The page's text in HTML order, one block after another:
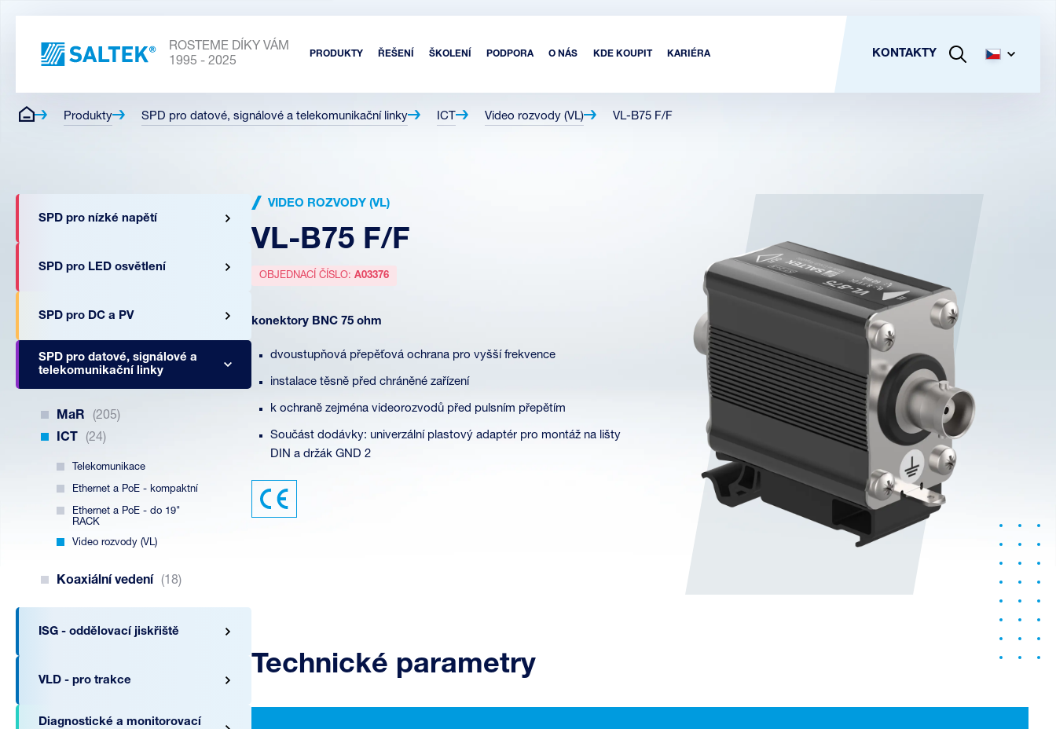
ROSTEME DÍKY VÁM
1995 - 2025
PRODUKTY ŘEŠENÍ ŠKOLENÍ PODPORA O NÁS KDE KOUPIT KARIÉRA KONTAKTY
Produkty SPD pro datové, signálové a telekomunikační linky ICT Video rozvody (VL) VL-B75 F/F
SPD pro nízké napětí
SPD pro LED osvětlení
SPD pro DC a PV
SPD pro datové, signálové a
telekomunikační linky
MaR
(205)
ICT
(24)
Telekomunikace
Ethernet a PoE - kompaktní
Ethernet a PoE - do 19"
RACK
Video rozvody (VL)
Koaxiální vedení (18)
ISG - oddělovací jiskřiště
VLD - pro trakce
Diagnostické a monitorovací
VIDEO ROZVODY (VL)
VL-B75 F/F
OBJEDNACÍ ČÍSLO: A03376
konektory BNC 75 ohm
dvoustupňová přepěťová ochrana pro vyšší frekvence
instalace těsně před chráněné zařízení
k ochraně zejména videorozvodů před pulsním přepětím
Součást dodávky: univerzální plastový adaptér pro montáž na lišty
DIN a držák GND 2
Technické parametry